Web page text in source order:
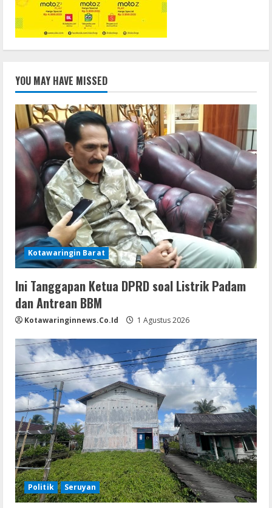
YOU MAY HAVE MISSED
Kotawaringin Barat
Ini Tanggapan Ketua DPRD soal Listrik Padam
dan Antrean BBM
Kotawaringinnews.co.id 1 Agustus 2026
Politik Seruyan